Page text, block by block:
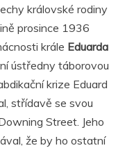
královské rodiny
prosince 1936
krále Eduarda
ústředny táborovou
krize Eduard
střídavě se svou
Street. Jeho
že by ho ostatní